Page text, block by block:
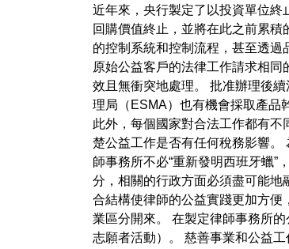
近年來，央行製定了以投資單位終
回購價值終止，並將在此之前累
的控制系統和控制流程，甚至透
原始公益客戶的法律工作請求相
效且無衝突地處理。 批准辦理後
理局（ESMA）也有機會採取產品
此外，每個國家對合法工作都有
楚公益工作是否有任何稅務影響
師事務所不必“重新發明西班牙蠟”
分，相關的行政方面必須盡可能
合結構使律師的公益實踐更加方
業區分開來。 在製定律師事務所
志願者活動）。 慈善事業和公益